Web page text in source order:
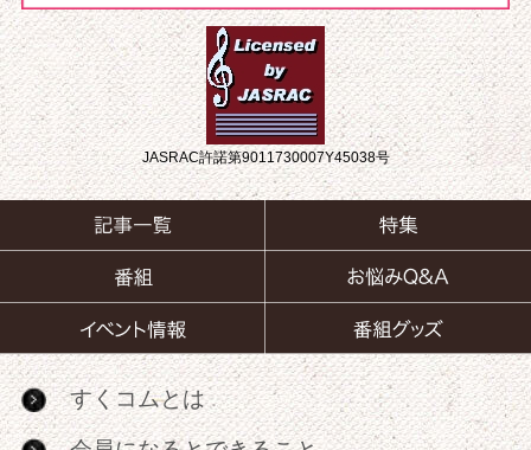
JASRAC許諾第9011730007Y45038号
すくコムとは